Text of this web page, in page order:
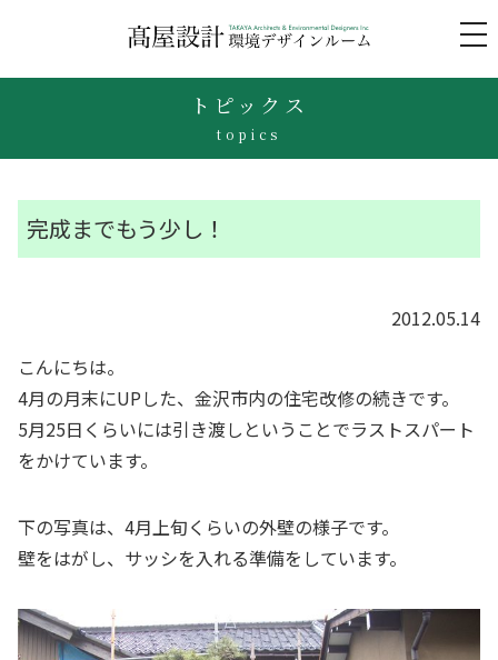
トピックス
topics
完成までもう少し！
2012.05.14
こんにちは。
4月の月末にUPした、金沢市内の住宅改修の続きです。
5月25日くらいには引き渡しということでラストスパート
をかけています。
下の写真は、4月上旬くらいの外壁の様子です。
壁をはがし、サッシを入れる準備をしています。